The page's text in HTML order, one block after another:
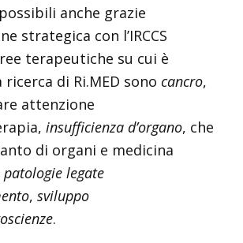
anche grazie
strategica con l’IRCCS
terapeutiche su cui è
di Ri.MED sono cancro,
attenzione
insufficienza d’organo, che
di organi e medicina
patologie legate
, sviluppo
.